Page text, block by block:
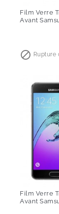
Film Verre
Avant
 Rupture
Film Verre
Avant